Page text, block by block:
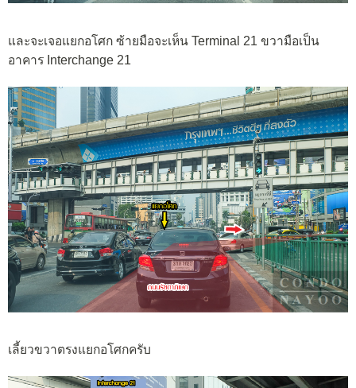
และจะเจอแยกอโศก ซ้ายมือจะเห็น Terminal 21 ขวามือเป็น
อาคาร Interchange 21
เลี้ยวขวาตรงแยกอโศกครับ